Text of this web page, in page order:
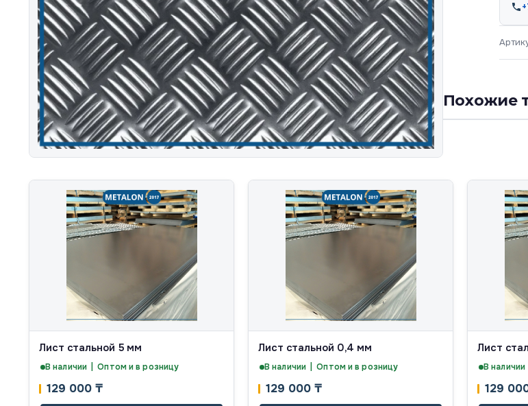
Похожие
Лист стальной 5 мм
В наличии | Оптом и в розницу
129 000 ₸
Лист стальной 0,4 мм
В наличии | Оптом и в розницу
129 000 ₸
Лист
В
129